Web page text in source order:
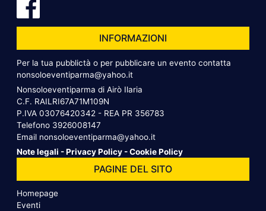
INFORMAZIONI
Per la tua pubblictà o per pubblicare un evento contatta
nonsoloeventiparma@yahoo.it
Nonsoloeventiparma di Airò Ilaria
C.F. RAILRI67A71M109N
P.IVA 03076420342 - REA PR 356783
Telefono 3926008147
Email nonsoloeventiparma@yahoo.it
Note legali -Privacy Policy -Cookie Policy
PAGINE DEL SITO
Homepage
Eventi